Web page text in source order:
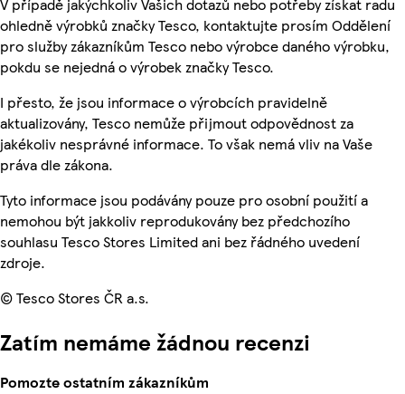
V případě jakýchkoliv Vašich dotazů nebo potřeby získat radu
ohledně výrobků značky Tesco, kontaktujte prosím Oddělení
pro služby zákazníkům Tesco nebo výrobce daného výrobku,
pokdu se nejedná o výrobek značky Tesco.
I přesto, že jsou informace o výrobcích pravidelně
aktualizovány, Tesco nemůže přijmout odpovědnost za
jakékoliv nesprávné informace. To však nemá vliv na Vaše
práva dle zákona.
Tyto informace jsou podávány pouze pro osobní použití a
nemohou být jakkoliv reprodukovány bez předchozího
souhlasu Tesco Stores Limited ani bez řádného uvedení
zdroje.
© Tesco Stores ČR a.s.
Zatím nemáme žádnou recenzi
Pomozte ostatním zákazníkům